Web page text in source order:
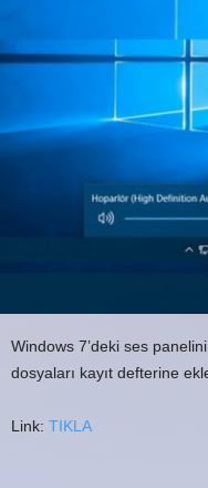
Windows 7’deki ses
dosyaları kayıt defterine
Link: TIKLA